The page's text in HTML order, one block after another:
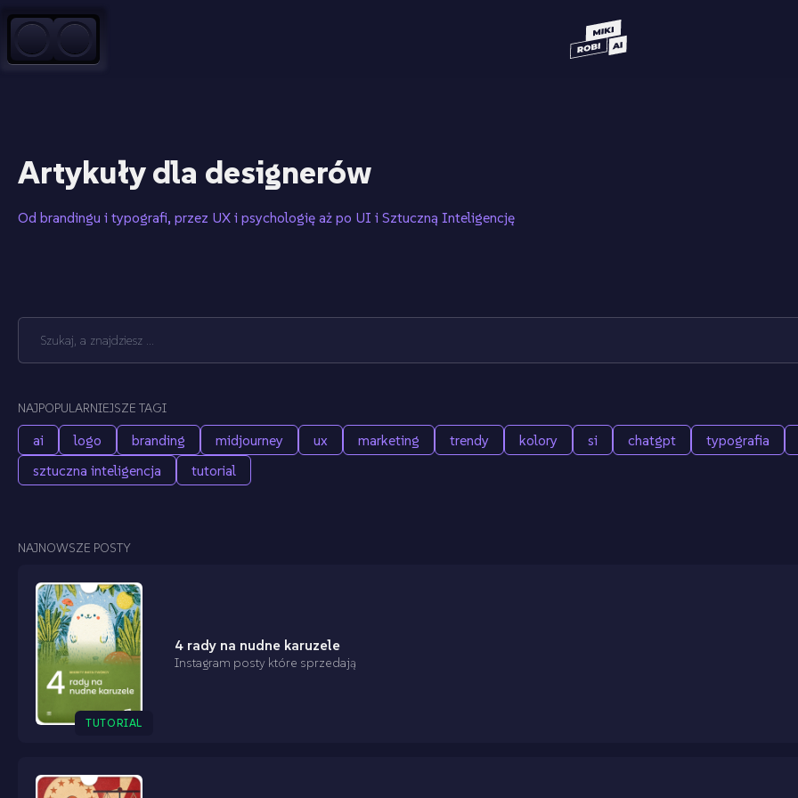
Przejdź do treści
Artykuły dla designerów
Od brandingu i typografi, przez UX i psychologię aż po UI i Sztuczną Inteligencję
NAJPOPULARNIEJSZE TAGI
ai logo branding midjourney ux marketing trendy kolory si chatgpt typografia
sztuczna inteligencja
tutorial
NAJNOWSZE POSTY
TUTORIAL
4 rady na nudne karuzele
Instagram posty które sprzedają